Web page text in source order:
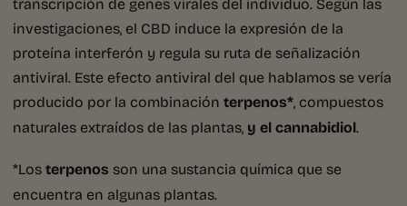
investigaciones, el CBD induce la expresión de la
proteína interferón y regula su ruta de señalización
antiviral. Este efecto antiviral del que hablamos se vería
producido por la combinación terpenos*, compuestos
naturales extraídos de las plantas, y el cannabidiol.
*Losterpenos son una sustancia química que se
encuentra en algunas plantas.